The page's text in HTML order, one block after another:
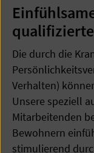
Die durch die
Verhalten)
Unsere speziell
Mitarbeitenden
Bewohnern
stimulierend